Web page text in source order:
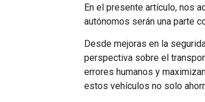
En el presente artículo, nos
autónomos serán una parte
Desde mejoras en la
perspectiva sobre el
errores humanos y
estos vehículos no solo